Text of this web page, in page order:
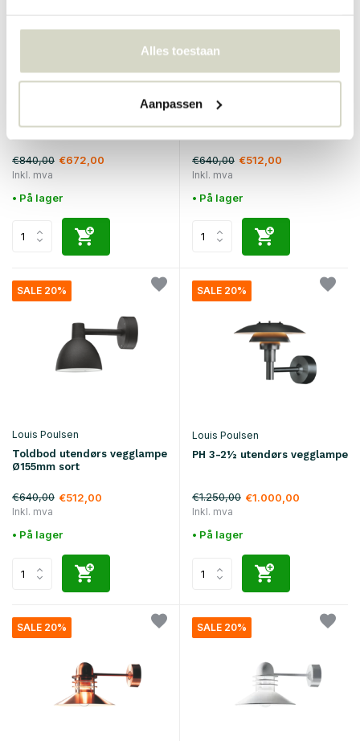
Alles toestaan
Aanpassen
utelampe sort
€840,00 €672,00
Inkl. mva
• På lager
Louis Poulsen
Ø155mm aluminium
€640,00 €512,00
Inkl. mva
• På lager
SALE 20%
Louis Poulsen
Toldbod utendørs vegglampe
Ø155mm sort
€640,00 €512,00
Inkl. mva
• På lager
SALE 20%
Louis Poulsen
PH 3-2½ utendørs vegglampe
€1.250,00 €1.000,00
Inkl. mva
• På lager
SALE 20% SALE 20%